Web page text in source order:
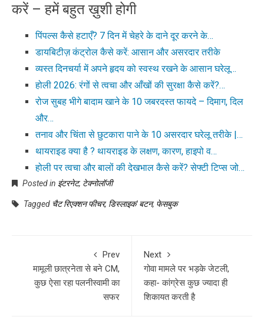
करें – हमें बहुत ख़ुशी होगी
पिंपल्स कैसे हटाएँ? 7 दिन में चेहरे के दाने दूर करने के…
डायबिटीज़ कंट्रोल कैसे करें: आसान और असरदार तरीके
व्यस्त दिनचर्या में अपने हृदय को स्वस्थ रखने के आसान घरेलू…
होली 2026: रंगों से त्वचा और आँखों की सुरक्षा कैसे करें?…
रोज सुबह भीगे बादाम खाने के 10 जबरदस्त फायदे – दिमाग, दिल
और…
तनाव और चिंता से छुटकारा पाने के 10 असरदार घरेलू तरीके |…
थायराइड क्या है ? थायराइड के लक्षण, कारण, हाइपो व…
होली पर त्वचा और बालों की देखभाल कैसे करें? सेफ्टी टिप्स जो…
Posted in इंटरनेट, टेक्नोलॉजी
Tagged चैट रिएक्शन फीचर, डिस्लाइक' बटन, फेसबुक
Prev
मामूली छात्रनेता से बने CM,
कुछ ऐसा रहा पलनीस्वामी का
सफर
Next
गोवा मामले पर भड़के जेटली,
कहा- कांग्रेस कुछ ज्यादा ही
शिकायत करती है